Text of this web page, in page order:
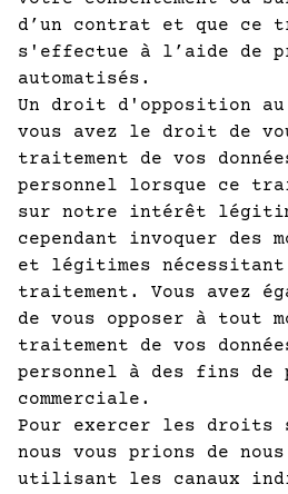
d’un contrat et que ce
s'effectue à l’aide de
automatisés.
Un droit d'opposition
vous avez le droit de
traitement de vos
personnel lorsque ce
sur notre intérêt
cependant invoquer des
et légitimes
traitement. Vous avez
de vous opposer à tout
traitement de vos
personnel à des fins de
commerciale.
Pour exercer les droits
nous vous prions de
utilisant les canaux